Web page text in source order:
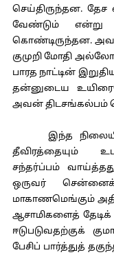
செய்திருந்தன.
வேண்டும் என்று
கொண்டிருந்தன.
குமுறி மோதி
பாரத நாட்டின்
தன்னுடைய
அவன் திடசங்கல்பம்
இந்த
தீவிரத்தையும்
சந்தர்ப்பம்
ஒருவர்
மாகாணமெங்கும்
ஆசாமிகளைத்
ஈடுபடுவதற்குக்
பேசிப் பார்த்துத்